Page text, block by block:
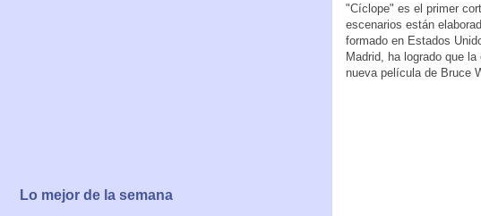
"Cíclope" es el primer
escenarios están
formado en Estados
Madrid, ha logrado que
nueva película de Bruce
Lo mejor de la semana